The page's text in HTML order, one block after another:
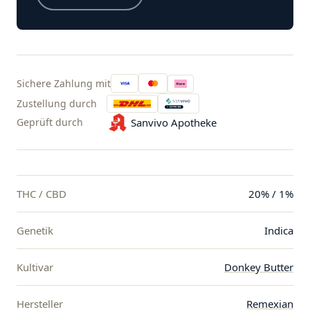
Sichere Zahlung mit
Zustellung durch
Geprüft durch
Sanvivo Apotheke
THC / CBD 20% / 1%
Genetik Indica
Kultivar Donkey Butter
Hersteller Remexian